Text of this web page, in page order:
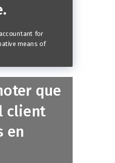
for
means of
que
client
en